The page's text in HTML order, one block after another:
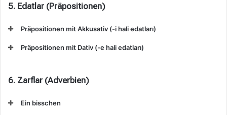
5. Edatlar (Präpositionen)
Präpositionen mit Akkusativ (-i hali edatları)
Präpositionen mit Dativ (-e hali edatları)
6. Zarflar (Adverbien)
Ein bisschen